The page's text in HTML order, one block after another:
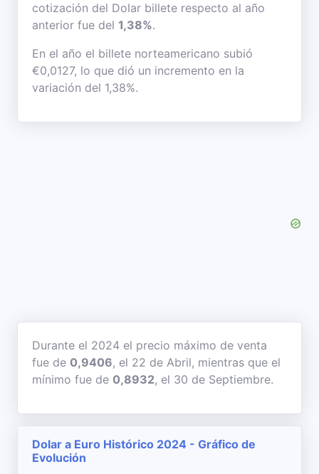
cotización del Dolar billete respecto al año
anterior fue del 1,38%.
En el año el billete norteamericano subió
€0,0127, lo que dió un incremento en la
variación del 1,38%.
Durante el 2024 el precio máximo de venta
fue de 0,9406, el 22 de Abril, mientras que el
mínimo fue de 0,8932, el 30 de Septiembre.
Dolar a Euro Histórico 2024 - Gráfico de
Evolución